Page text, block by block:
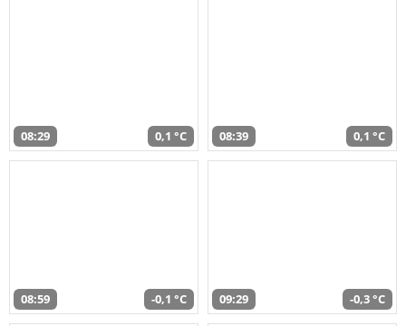
08:29 0,1 °C 08:39 0,1 °C
08:59 -0,1 °C 09:29 -0,3 °C